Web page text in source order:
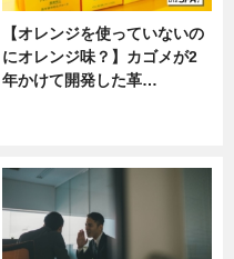
【オレンジを使っていないの
にオレンジ味？】カゴメが2
年かけて開発した革…